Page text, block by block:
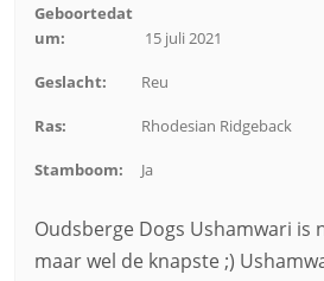
Geboortedat
um:
15 juli 2021
Geslacht: Reu
Ras: Rhodesian Ridgeback
Stamboom: Ja
Oudsberge Dogs Ushamwari is
maar wel de knapste ;)